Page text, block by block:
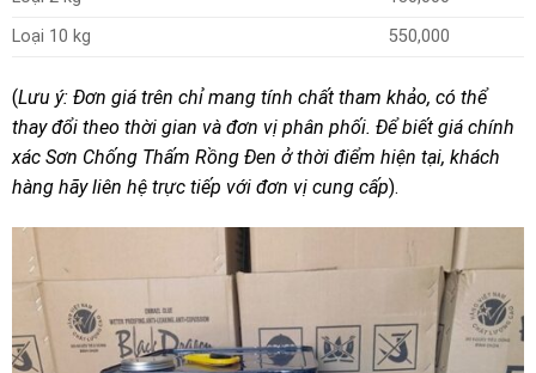
Loại 10 kg
550,000
(Lưu ý: Đơn giá trên chỉ mang tính chất tham khảo, có thể
thay đổi theo thời gian và đơn vị phân phối. Để biết giá chính
xác Sơn Chống Thấm Rồng Đen ở thời điểm hiện tại, khách
hàng hãy liên hệ trực tiếp với đơn vị cung cấp).